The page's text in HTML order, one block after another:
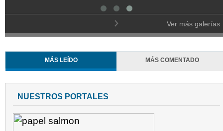
Ver más galerías
MÁS LEÍDO MÁS COMENTADO
NUESTROS PORTALES